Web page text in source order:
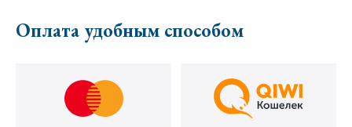
Оплата удобным способом